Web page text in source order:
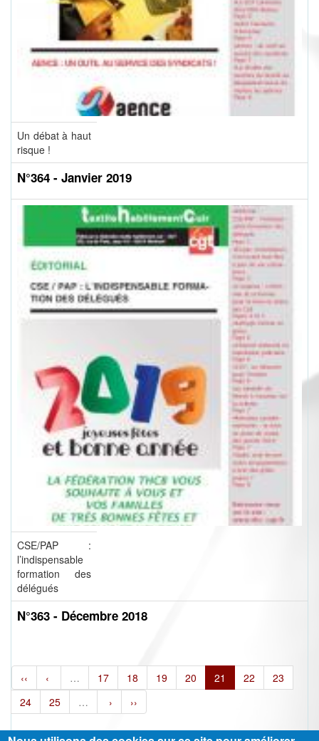
Un débat à haut
risque !
N°364 - Janvier 2019
CSE/PAP :
l’indispensable
formation des
délégués
N°363 - Décembre 2018
‹‹ ‹ … 17 18 19 20 21 22
23
24
25 … › ››